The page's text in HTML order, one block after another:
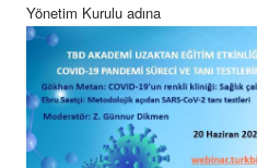
Yönetim Kurulu adına